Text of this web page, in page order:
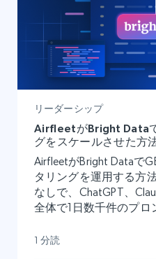
リーダーシップ
AirfleetがBright Data
グをスケールさせた方
AirfleetがBright Dataで
タリングを運用する方
なしで、ChatGPT、
全体で1日数千件のプロ
1 分読